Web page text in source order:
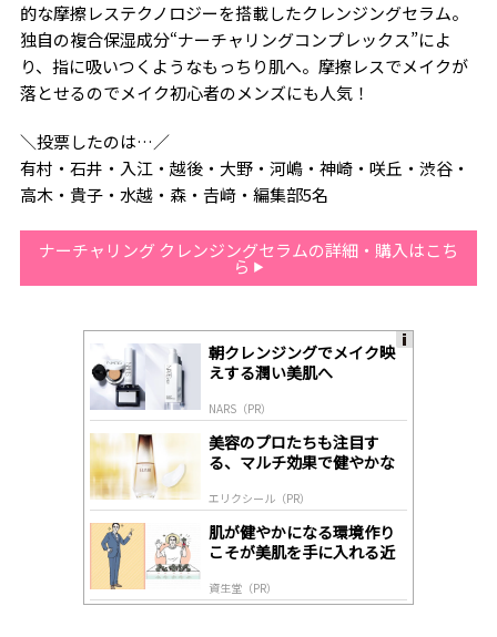
的な摩擦レステクノロジーを搭載したクレンジングセラム。
独自の複合保湿成分“ナーチャリングコンプレックス”によ
り、指に吸いつくようなもっちり肌へ。摩擦レスでメイクが
落とせるのでメイク初心者のメンズにも人気！
＼投票したのは…／
有村・石井・入江・越後・大野・河嶋・神崎・咲丘・渋谷・
高木・貴子・水越・森・𠮷﨑・編集部5名
ナーチャリング クレンジングセラムの詳細・購入はこち
ら
朝クレンジングでメイク映
えする潤い美肌へ
NARS（PR）
美容のプロたちも注目す
る、マルチ効果で健やかな
エリクシール（PR）
肌が健やかになる環境作り
こそが美肌を手に入れる近
資生堂（PR）